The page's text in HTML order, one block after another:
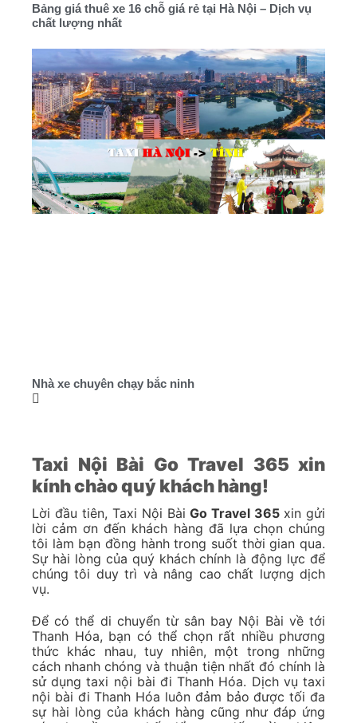
Bảng giá thuê xe 16 chỗ giá rẻ tại Hà Nội – Dịch vụ
chất lượng nhất
Nhà xe chuyên chạy bắc ninh
Taxi Nội Bài Go Travel 365 xin
kính chào quý khách hàng!
Lời đầu tiên, Taxi Nội BàiGo Travel 365 xin gửi
lời cảm ơn đến khách hàng đã lựa chọn chúng
tôi làm bạn đồng hành trong suốt thời gian qua.
Sự hài lòng của quý khách chính là động lực để
chúng tôi duy trì và nâng cao chất lượng dịch
vụ.
Để có thể di chuyển từ sân bay Nội Bài về tới
Thanh Hóa, bạn có thể chọn rất nhiều phương
thức khác nhau, tuy nhiên, một trong những
cách nhanh chóng và thuận tiện nhất đó chính là
sử dụng taxi nội bài đi Thanh Hóa. Dịch vụ taxi
nội bài đi Thanh Hóa luôn đảm bảo được tối đa
sự hài lòng của khách hàng cũng như đáp ứng